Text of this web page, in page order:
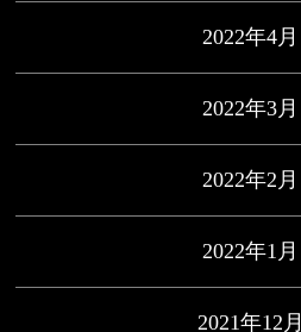
2022年4月
2022年3月
2022年2月
2022年1月
2021年12月